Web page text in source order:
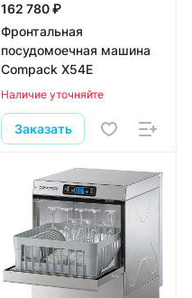
162 780 ₽
Фронтальная
посудомоечная машина
Compack X54E
Наличие уточняйте
Заказать